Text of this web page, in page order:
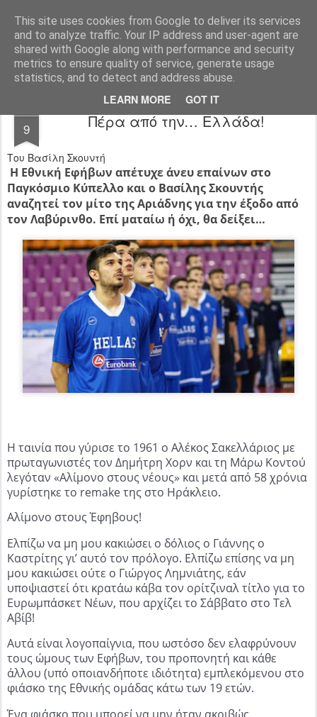
This site uses cookies from Google to deliver its services
and to analyze traffic. Your IP address and user-agent are
shared with Google along with performance and security
metrics to ensure quality of service, generate usage
statistics, and to detect and address abuse.
LEARN MORE GOT IT
All About Basketball Coaching Πάθος ,ομαδικότητα , μαχητικότητα , αντίληψη... με μια λέξη MΠΑΣΚΕΤ... .!!! Αγάπη μεγάλη που κρύβει πολλά μυστικά ...
9 Πέρα από την… Ελλάδα!
Του Βασίλη Σκουντή
Η Εθνική Εφήβων απέτυχε άνευ επαίνων στο
Παγκόσμιο Κύπελλο και ο Βασίλης Σκουντής
αναζητεί τον μίτο της Αριάδνης για την έξοδο από
τον Λαβύρινθο. Επί ματαίω ή όχι, θα δείξει…
Η ταινία που γύρισε το 1961 ο Αλέκος Σακελλάριος με
πρωταγωνιστές τον Δημήτρη Χορν και τη Μάρω Κοντού
λεγόταν «Αλίμονο στους νέους» και μετά από 58 χρόνια
γυρίστηκε το remake της στο Ηράκλειο.
Αλίμονο στους Έφηβους!
Ελπίζω να μη μου κακιώσει ο δόλιος ο Γιάννης ο
Καστρίτης γι’ αυτό τον πρόλογο. Ελπίζω επίσης να μη
μου κακιώσει ούτε ο Γιώργος Λημνιάτης, εάν
υποψιαστεί ότι κρατάω κάβα τον ορίτζιναλ τίτλο για το
Ευρωμπάσκετ Νέων, που αρχίζει το Σάββατο στο Τελ
Αβίβ!
Αυτά είναι λογοπαίγνια, που ωστόσο δεν ελαφρύνουν
τους ώμους των Εφήβων, του προπονητή και κάθε
άλλου (υπό οποιανδήποτε ιδιότητα) εμπλεκόμενου στο
φιάσκο της Εθνικής ομάδας κάτω των 19 ετών.